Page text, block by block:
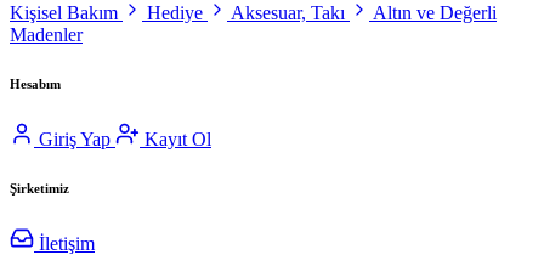
Kişisel Bakım
Hediye Aksesuar, Takı
Altın ve Değerli
Madenler
Hesabım
Giriş Yap Kayıt Ol
Şirketimiz
İletişim